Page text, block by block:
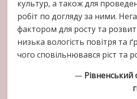
культур, а також для
робіт по догляду за ними.
фактором для росту та
низька вологість повітря та
чого сповільнювався ріст та
— Рівненський